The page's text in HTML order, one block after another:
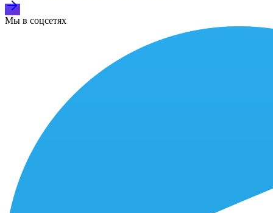
Мы в соцсетях